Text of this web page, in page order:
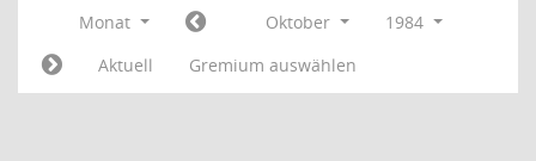
Monat Oktober
1984
Aktuell
Gremium auswählen